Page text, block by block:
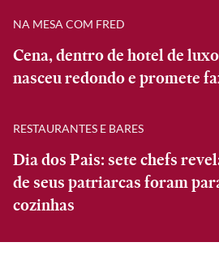
NA MESA COM FRED
Cena, dentro de hotel de
nasceu redondo e promete
RESTAURANTES E BARES
Dia dos Pais: sete chefs
de seus patriarcas foram
cozinhas